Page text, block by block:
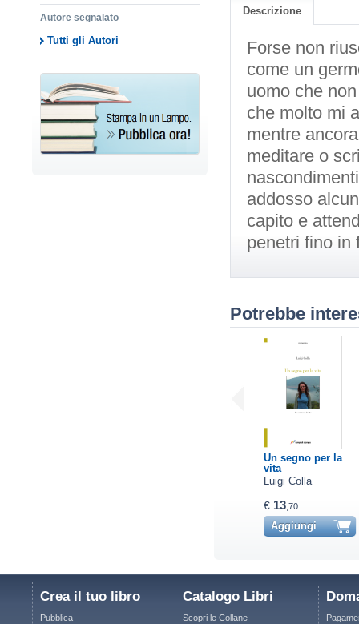
Autore segnalato
Tutti gli Autori
Descrizione
Forse non
come un
uomo che
che molto mi
mentre
meditare o
addosso
capito e
penetri fino in
Potrebbe
Un segno per la
vita
Luigi Colla
€ 13,70
Aggiungi
Crea il tuo libro
Pubblica
Catalogo Libri
Scopri le Collane